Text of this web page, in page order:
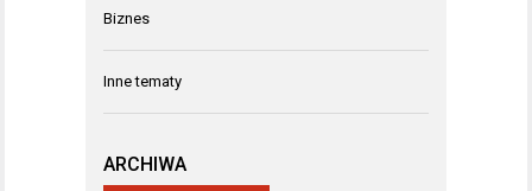
Biznes
Inne tematy
ARCHIWA